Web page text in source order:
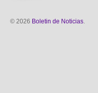
© 2026 Boletin de Noticias.